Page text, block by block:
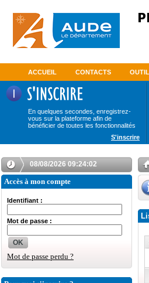
ACCUEIL CONTACTS
En quelques secondes, enregistrez-
vous sur la plateforme afin de
bénéficier de toutes les fonctionnalités
S'inscrire
08/08/2026 09:24:02
Accès à mon compte
Identifiant :
Mot de passe :
OK
Mot de passe perdu ?